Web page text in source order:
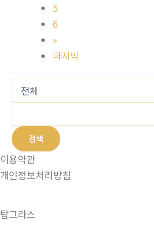
5
6
»
마지막
검색
이용약관
개인정보처리방침
탑그라스